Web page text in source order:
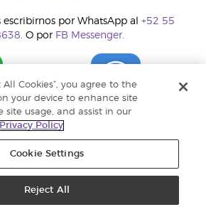
escribirnos por WhatsApp al +52 55
O por FB Messenger.
All Cookies”, you agree to the
your device to enhance site
site usage, and assist in our
Privacy Policy
Cookie Settings
Reject All